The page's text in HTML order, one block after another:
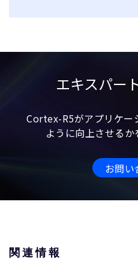
エキスパー
Cortex-R5がアプリケー
ように向上させるか
お問い
関連情報